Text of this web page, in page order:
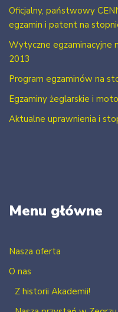
Oficjalny, państwowy
egzamin i patent na
Wytyczne egzaminacyjne
2013
Program egzaminów na
Egzaminy żeglarskie i
Aktualne uprawnienia i
Menu główne
Nasza oferta
O nas
Z historii Akademii!